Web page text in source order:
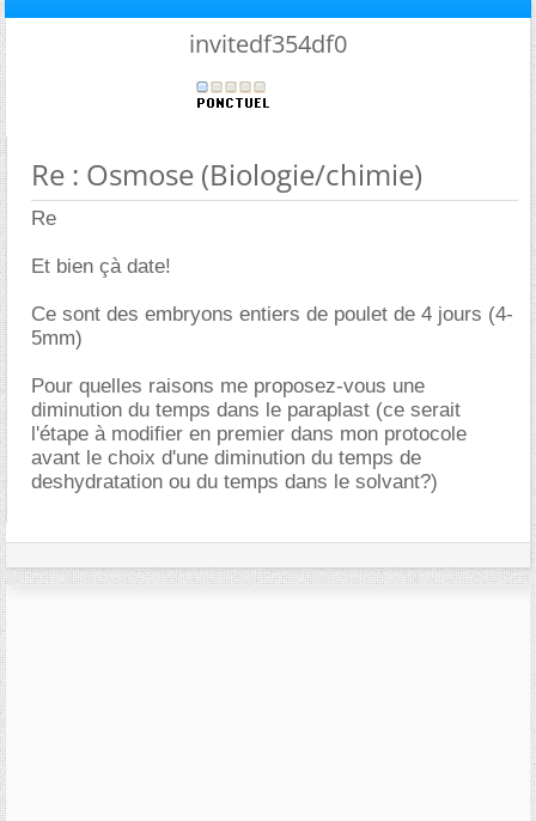
invitedf354df0
Re : Osmose (Biologie/chimie)
Re
Et bien çà date!
Ce sont des embryons entiers de poulet de 4 jours (4-
5mm)
Pour quelles raisons me proposez-vous une
diminution du temps dans le paraplast (ce serait
l'étape à modifier en premier dans mon protocole
avant le choix d'une diminution du temps de
deshydratation ou du temps dans le solvant?)